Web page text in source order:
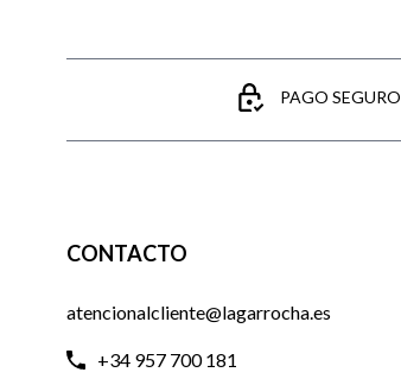
PAGO SEGURO
CONTACTO
atencionalcliente@lagarrocha.es
+34 957 700 181